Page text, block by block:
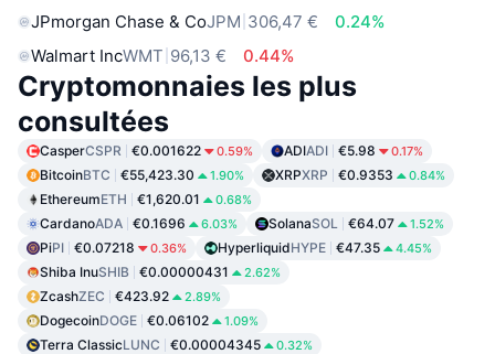
JPmorgan Chase & CoJPM 306,47 €
0.24%
Walmart IncWMT 96,13 € 0.44%
Cryptomonnaies les plus
consultées
CasperCSPR €0.001622 0.59% ADIADI €5.98 0.17%
BitcoinBTC €55,423.30 1.90% XRPXRP €0.9353 0.84%
EthereumETH €1,620.01 0.68%
CardanoADA €0.1696 6.03% SolanaSOL €64.07 1.52%
PiPI €0.07218 0.36% HyperliquidHYPE €47.35 4.45%
Shiba InuSHIB €0.00000431 2.62%
ZcashZEC €423.92 2.89%
DogecoinDOGE €0.06102 1.09%
Terra ClassicLUNC €0.00004345 0.32%